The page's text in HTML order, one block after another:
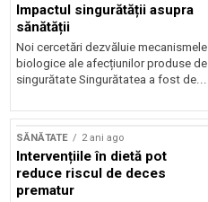
Impactul singurătății asupra
sănătății
Noi cercetări dezvăluie mecanismele
biologice ale afecțiunilor produse de
singurătate Singurătatea a fost de...
SĂNĂTATE 2 ani ago
Intervențiile în dietă pot
reduce riscul de deces
prematur